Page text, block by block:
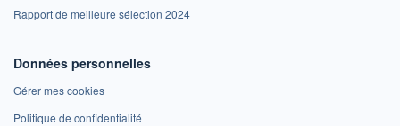
Rapport de meilleure sélection 2024
Données personnelles
Gérer mes cookies
Politique de confidentialité